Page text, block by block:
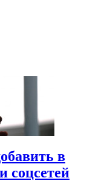
в
соцсетей